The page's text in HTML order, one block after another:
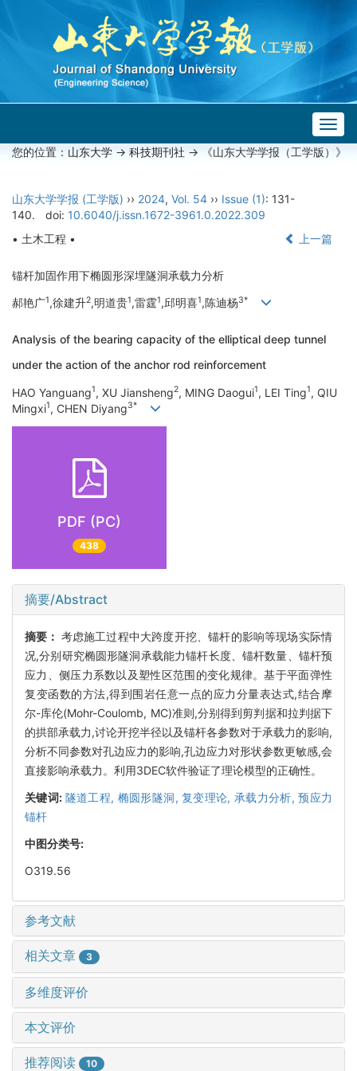
您的位置： 山东大学 -> 科技期刊社 -> 《山东大学学报（工学版）》
山东大学学报 (工学版) ›› 2024, Vol. 54 ›› Issue (1): 131-
140.
doi: 10.6040/j.issn.1672-3961.0.2022.309
• 土木工程 •
上一篇
锚杆加固作用下椭圆形深埋隧洞承载力分析
郝艳广1,徐建升2,明道贵1,雷霆1,邱明喜1,陈迪杨3*
Analysis of the bearing capacity of the elliptical deep tunnel
under the action of the anchor rod reinforcement
HAO Yanguang1, XU Jiansheng2, MING Daogui1, LEI Ting1, QIU
Mingxi1, CHEN Diyang3*
PDF (PC)
438
摘要/Abstract
摘要： 考虑施工过程中大跨度开挖、锚杆的影响等现场实际情
况,分别研究椭圆形隧洞承载能力锚杆长度、锚杆数量、锚杆预
应力、侧压力系数以及塑性区范围的变化规律。基于平面弹性
复变函数的方法,得到围岩任意一点的应力分量表达式,结合摩
尔-库伦(Mohr-Coulomb, MC)准则,分别得到剪判据和拉判据下
的拱部承载力,讨论开挖半径以及锚杆各参数对于承载力的影响,
分析不同参数对孔边应力的影响,孔边应力对形状参数更敏感,会
直接影响承载力。利用3DEC软件验证了理论模型的正确性。
关键词: 隧道工程, 椭圆形隧洞, 复变理论, 承载力分析,预应力
锚杆
中图分类号:
O319.56
参考文献
相关文章 3
多维度评价
本文评价
推荐阅读 10